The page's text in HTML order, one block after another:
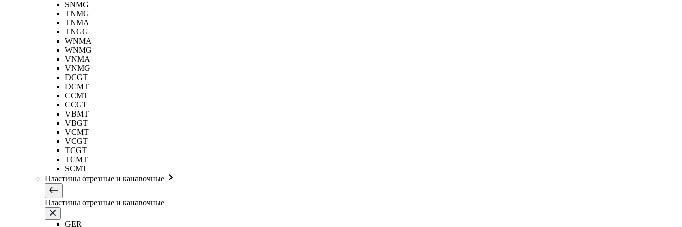
SNMG
TNMG
TNMA
TNGG
WNMA
WNMG
VNMA
VNMG
DCGT
DCMT
CCMT
CCGT
VBMT
VBGT
VCMT
VCGT
TCGT
TCMT
SCMT
Пластины отрезные и канавочные
Пластины отрезные и канавочные
GER